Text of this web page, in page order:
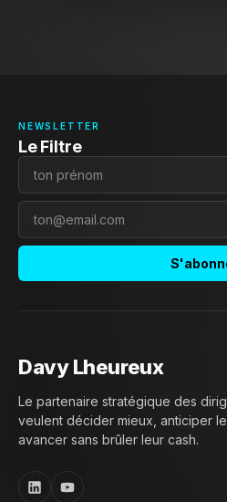
NEWSLETTER
Le Filtre
Davy Lheureux
Le partenaire stratégique des
veulent décider mieux, anticiper
avancer sans brûler leur cash.